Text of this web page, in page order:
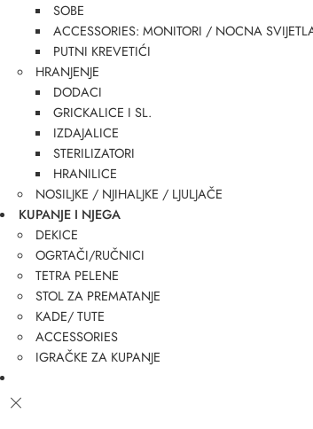
SOBE
ACCESSORIES: MONITORI / NOCNA
PUTNI KREVETIĆI
HRANJENJE
DODACI
GRICKALICE I SL.
IZDAJALICE
STERILIZATORI
HRANILICE
NOSILJKE / NJIHALJKE / LJULJAČE
KUPANJE I NJEGA
DEKICE
OGRTAČI/RUČNICI
TETRA PELENE
STOL ZA PREMATANJE
KADE/ TUTE
ACCESSORIES
IGRAČKE ZA KUPANJE